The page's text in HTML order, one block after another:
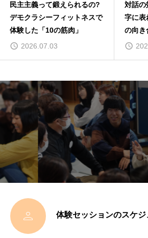
民主主義って鍛えられるの?
デモクラシーフィットネスで
体験した「10の筋肉」
2026.07.03
対話の
字に表
の向き
 体験セッションのスケ